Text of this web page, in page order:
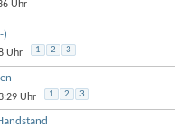
Uhr
)
Uhr 1 2 3
Uhr 1 2 3